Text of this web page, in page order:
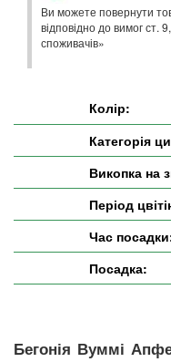
Ви можете повернути
відповідно до вимог ст.
споживачів»
Колір:
Категорія
Викопка на
Період
Час
Посадка:
Бегонія Вуммі